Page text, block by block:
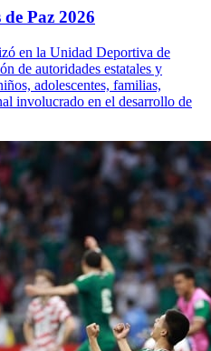
Paz 2026
en la Unidad Deportiva de
de autoridades estatales y
adolescentes, familias,
involucrado en el desarrollo de